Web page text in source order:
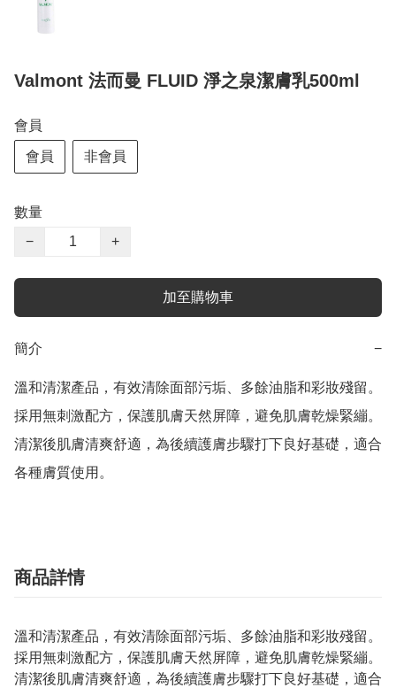
Valmont 法而曼 FLUID 淨之泉潔膚乳500ml
會員
會員 非會員
數量
−
+
加至購物車
簡介 −
溫和清潔產品，有效清除面部污垢、多餘油脂和彩妝殘留。
採用無刺激配方，保護肌膚天然屏障，避免肌膚乾燥緊繃。
清潔後肌膚清爽舒適，為後續護膚步驟打下良好基礎，適合
各種膚質使用。
商品詳情
溫和清潔產品，有效清除面部污垢、多餘油脂和彩妝殘留。
採用無刺激配方，保護肌膚天然屏障，避免肌膚乾燥緊繃。
清潔後肌膚清爽舒適，為後續護膚步驟打下良好基礎，適合